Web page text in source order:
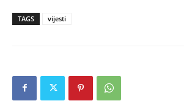
TAGS vijesti